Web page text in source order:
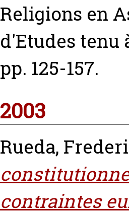
Religions en
d'Etudes tenu
pp. 125-157.
2003
Rueda,
contraintes